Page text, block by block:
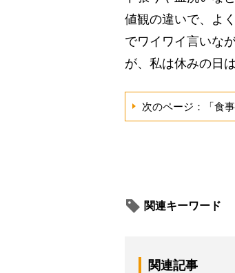
値観の違いで、よ
でワイワイ言いな
が、私は休みの日
次のページ：「食
関連キーワード
関連記事